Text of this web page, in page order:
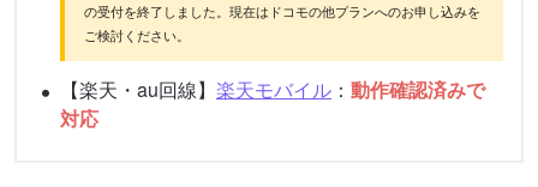
の受付を終了しました。現在はドコモの他プランへのお申し込みを
ご検討ください。
【楽天・au回線】 楽天モバイル ： 動作確認済みで
対応